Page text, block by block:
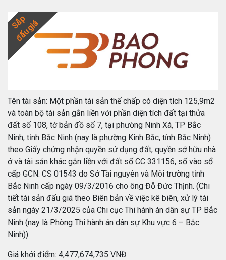
Sắp
đấu giá
Tên tài sản: Một phần tài sản thế chấp có diện tích 125,9m2
và toàn bộ tài sản gắn liền với phần diện tích đất tại thửa
đất số 108, tờ bản đồ số 7, tại phường Ninh Xá, TP Bắc
Ninh, tỉnh Bắc Ninh (nay là phường Kinh Bắc, tỉnh Bắc Ninh)
theo Giấy chứng nhận quyền sử dụng đất, quyền sở hữu nhà
ở và tài sản khác gắn liền với đất số CC 331156, số vào sổ
cấp GCN: CS 01543 do Sở Tài nguyên và Môi trường tỉnh
Bắc Ninh cấp ngày 09/3/2016 cho ông Đỗ Đức Thịnh. (Chi
tiết tài sản đấu giá theo Biên bản về việc kê biên, xử lý tài
sản ngày 21/3/2025 của Chi cục Thi hành án dân sự TP Bắc
Ninh (nay là Phòng Thi hành án dân sự Khu vực 6 – Bắc
Ninh)).
Giá khởi điểm: 4,477,674,735 VNĐ